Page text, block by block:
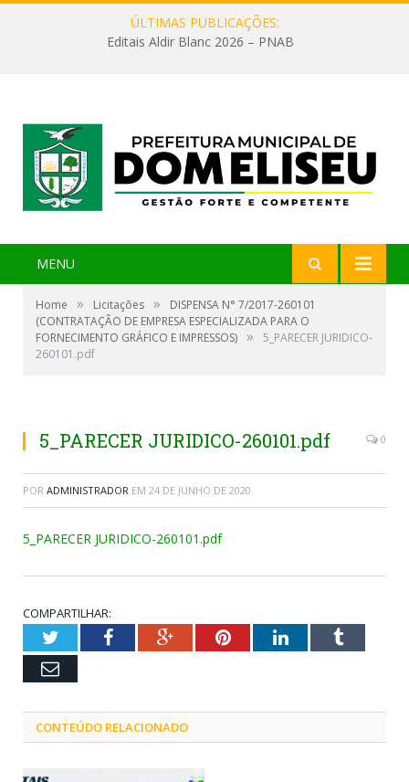
ÚLTIMAS PUBLICAÇÕES:
Editais Aldir Blanc 2026 – PNAB
MENU
Home » Licitações »
DISPENSA N° 7/2017-260101
(CONTRATAÇÃO DE EMPRESA ESPECIALIZADA PARA O
FORNECIMENTO GRÁFICO E IMPRESSOS) »
5_PARECER JURIDICO-
260101.pdf
5_PARECER JURIDICO-260101.pdf 0
POR ADMINISTRADOR EM 24 DE JUNHO DE 2020
5_PARECER JURIDICO-260101.pdf
COMPARTILHAR:
TwitterFacebookGoogle+PinterestLinkedInTumblr
Email
CONTEÚDO RELACIONADO